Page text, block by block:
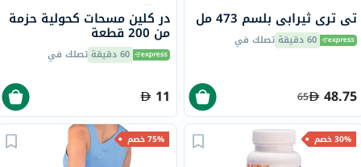
تي تري ثيرابي بلسم 473 مل
60 دقيقة تصلك في
48.75
65
در كلين مسحات كحولية حزمة
من 200 قطعة
60 دقيقة تصلك في
11
30% خصم 75% خصم